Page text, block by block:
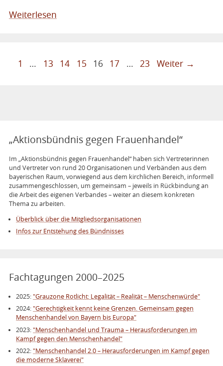
Weiterlesen
1 … 13 14 15 16 17 … 23 Weiter →
„Aktionsbündnis gegen Frauenhandel“
Im „Aktionsbündnis gegen Frauenhandel“ haben sich Vertreterinnen
und Vertreter von rund 20 Organisationen und Verbänden aus dem
bayerischen Raum, vorwiegend aus dem kirchlichen Bereich, informell
zusammengeschlossen, um gemeinsam – jeweils in Rückbindung an
die Arbeit des eigenen Verbandes – weiter an diesem konkreten
Thema zu arbeiten.
Überblick über die Mitgliedsorganisationen
Infos zur Entstehung des Bündnisses
Fachtagungen 2000–2025
2025:"Grauzone Rotlicht: Legalität – Realität – Menschenwürde"
2024:"Gerechtigkeit kennt keine Grenzen. Gemeinsam gegen
Menschenhandel von Bayern bis Europa"
2023:"Menschenhandel und Trauma – Herausforderungen im
Kampf gegen den Menschenhandel"
2022:"Menschenhandel 2.0 – Herausforderungen im Kampf gegen
die moderne Sklaverei"